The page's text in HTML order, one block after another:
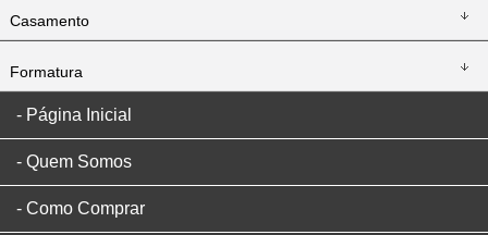
Casamento
Formatura
Página Inicial
Quem Somos
Como Comprar